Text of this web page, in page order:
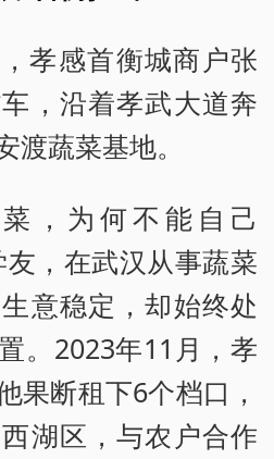
孝感首衡城商户张
，沿着孝武大道奔
渡蔬菜基地。
，为何不能自己
，在武汉从事蔬菜
意稳定，却始终处
。2023年11月，孝
果断租下6个档口，
湖区，与农户合作